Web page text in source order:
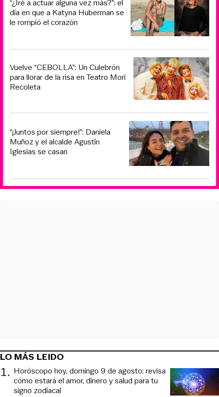
“¿Iré a actuar alguna vez más?”: el
día en que a Katyna Huberman se
le rompió el corazón
Vuelve “CEBOLLA”: Un Culebrón
para llorar de la risa en Teatro Mori
Recoleta
“¡Juntos por siempre!”: Daniela
Muñoz y el alcalde Agustín
Iglesias se casan
LO MÁS LEIDO
1. Horóscopo hoy, domingo 9 de agosto: revisa
cómo estará el amor, dinero y salud para tu
signo zodiacal